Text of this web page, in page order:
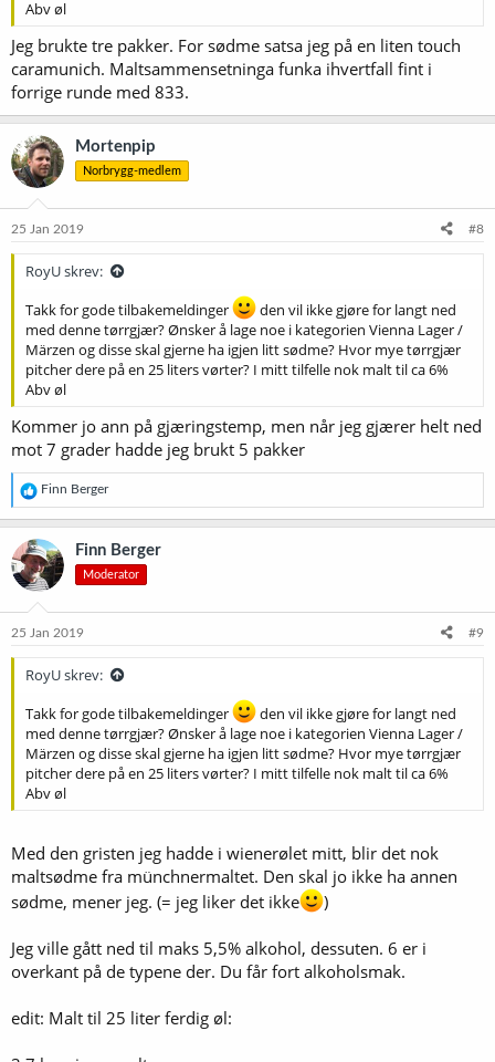
Abv øl
Jeg brukte tre pakker. For sødme satsa jeg på en liten touch
caramunich. Maltsammensetninga funka ihvertfall fint i
forrige runde med 833.
Mortenpip
Norbrygg-medlem
25 Jan 2019 #8
RoyU skrev:
Takk for gode tilbakemeldinger
den vil ikke gjøre for langt ned
med denne tørrgjær? Ønsker å lage noe i kategorien Vienna Lager /
Märzen og disse skal gjerne ha igjen litt sødme? Hvor mye tørrgjær
pitcher dere på en 25 liters vørter? I mitt tilfelle nok malt til ca 6%
Abv øl
Kommer jo ann på gjæringstemp, men når jeg gjærer helt ned
mot 7 grader hadde jeg brukt 5 pakker
R
e
a
k
s
j
o
e
Finn Berger
Finn Berger
Moderator
25 Jan 2019 #9
RoyU skrev:
Takk for gode tilbakemeldinger
den vil ikke gjøre for langt ned
med denne tørrgjær? Ønsker å lage noe i kategorien Vienna Lager /
Märzen og disse skal gjerne ha igjen litt sødme? Hvor mye tørrgjær
pitcher dere på en 25 liters vørter? I mitt tilfelle nok malt til ca 6%
Abv øl
Med den gristen jeg hadde i wienerølet mitt, blir det nok
maltsødme fra münchnermaltet. Den skal jo ikke ha annen
sødme, mener jeg. (= jeg liker det ikke
)
Jeg ville gått ned til maks 5,5% alkohol, dessuten. 6 er i
overkant på de typene der. Du får fort alkoholsmak.
edit: Malt til 25 liter ferdig øl: